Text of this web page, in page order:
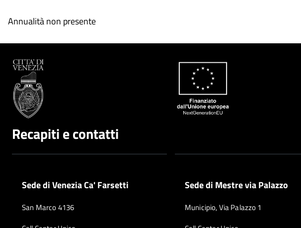
Annualità non presente
Recapiti e contatti
Sede di Venezia Ca' Farsetti
San Marco 4136
Sede di Mestre via Palazzo
Municipio, Via Palazzo 1